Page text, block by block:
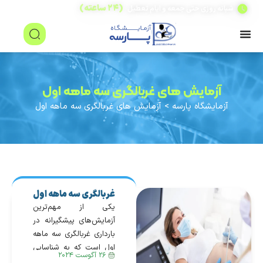
(۲۴ ساعته)
آزمایش های غربالگری سه ماهه اول
آزمایشگاه پارسه >آزمایش های غربالگری سه ماهه اول
غربالگری سه ماهه اول
بارداری
یکی از مهم‌ترین
آزمایش‌های پیشگیرانه در
بارداری غربالگری سه ماهه
اول است که به شناسایی
۲۶ آگوست ۲۰۲۴